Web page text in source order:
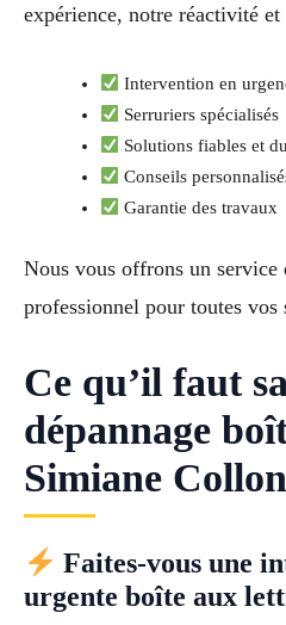
expérience, notre réactivité
Intervention en
Serruriers spécialisés
Solutions fiables et
Conseils
Garantie des travaux
Nous vous offrons un service
professionnel pour toutes vos
Ce qu’il faut
dépannage
Simiane
Faites-vous une
urgente boîte aux